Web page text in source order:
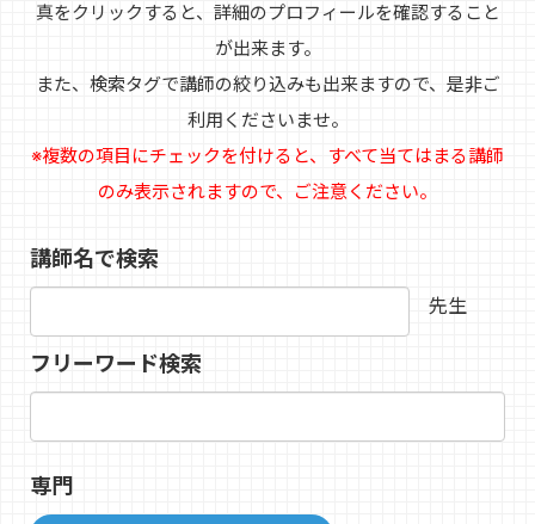
真をクリックすると、詳細のプロフィールを確認すること
が出来ます。
また、検索タグで講師の絞り込みも出来ますので、是非ご
利用くださいませ。
※複数の項目にチェックを付けると、すべて当てはまる講師
のみ表示されますので、ご注意ください。
講師名で検索
先生
フリーワード検索
専門